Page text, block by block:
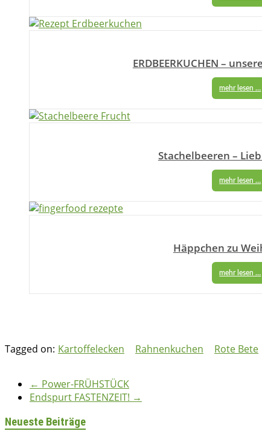
ERDBEERKUCHEN –
mehr lesen …
Stachelbeeren –
mehr lesen …
Häppchen zu
mehr lesen …
Tagged on: Kartoffelecken Rahnenkuchen Rote Bete
← Power-FRÜHSTÜCK
Endspurt FASTENZEIT! →
Neueste Beiträge